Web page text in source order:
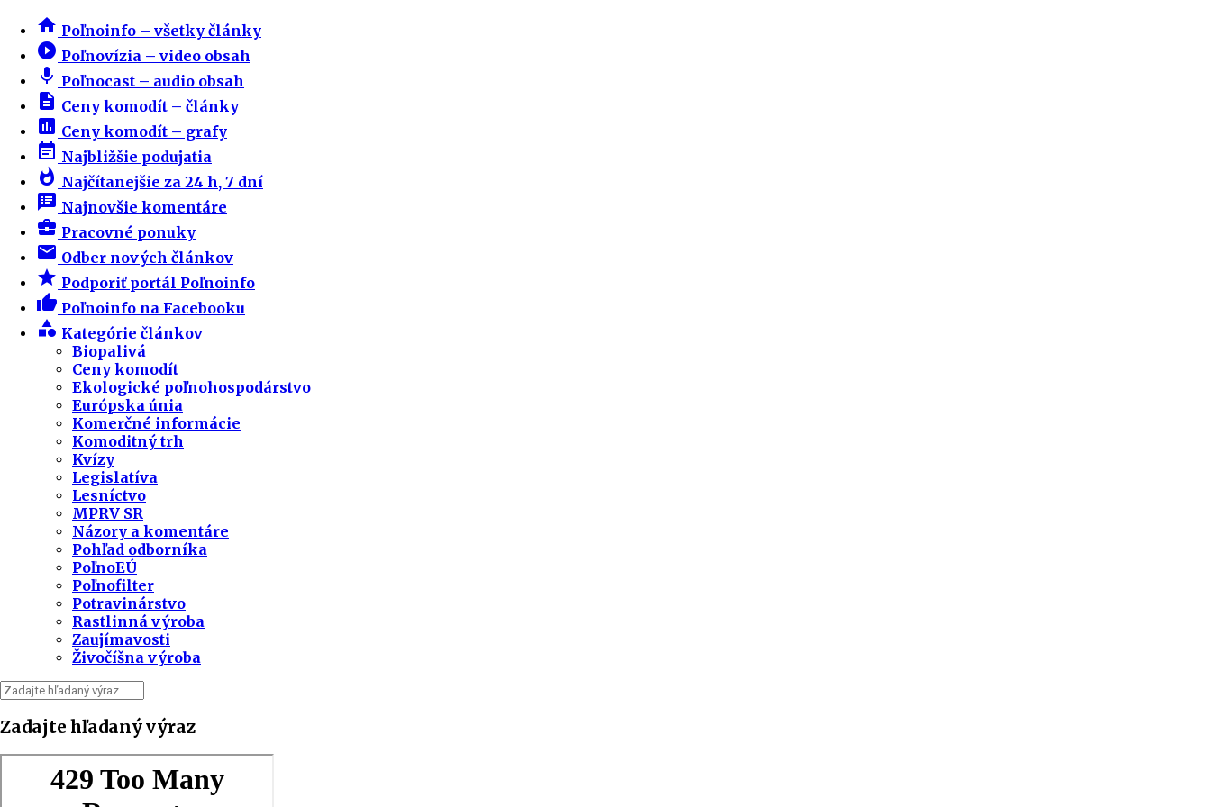
home Poľnoinfo – všetky články
play_circle_filled Poľnovízia – video obsah
mic Poľnocast – audio obsah
description Ceny komodít – články
insert_chart Ceny komodít – grafy
event_note Najbližšie podujatia
whatshot Najčítanejšie za 24 h, 7 dní
speaker_notes Najnovšie komentáre
business_center Pracovné ponuky
email Odber nových článkov
star Podporiť portál Poľnoinfo
thumb_up Poľnoinfo na Facebooku
category Kategórie článkov
Biopalivá
Ceny komodít
Ekologické poľnohospodárstvo
Európska únia
Komerčné informácie
Komoditný trh
Kvízy
Legislatíva
Lesníctvo
MPRV SR
Názory a komentáre
Pohľad odborníka
PoľnoEÚ
Poľnofilter
Potravinárstvo
Rastlinná výroba
Zaujímavosti
Živočíšna výroba
Zadajte hľadaný výraz